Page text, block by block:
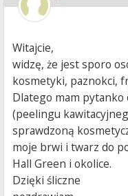
Witajcie,
widzę, że jest sporo
kosmetyki, paznokci,
Dlatego mam pytanko
(peelingu
sprawdzoną
moje brwi i twarz do
Hall Green i okolice.
Dzięki śliczne